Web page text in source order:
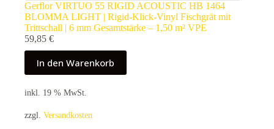
Gerflor VIRTUO 55 RIGID ACOUSTIC HB 1464
BLOMMA LIGHT | Rigid-Klick-Vinyl Fischgrät mit
Trittschall | 6 mm Gesamtstärke – 1,50 m² VPE
59,85 €
In den Warenkorb
inkl. 19 % MwSt.
zzgl. Versandkosten